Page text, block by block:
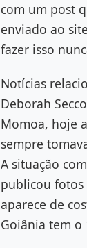
com um post
enviado ao
fazer isso
Notícias
Deborah
Momoa, hoje
sempre
A situação
publicou fotos
aparece de
Goiânia tem